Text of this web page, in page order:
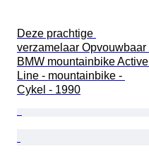
Deze prachtige
verzamelaar Opvouwbaar
BMW mountainbike Active
Line - mountainbike -
Cykel - 1990